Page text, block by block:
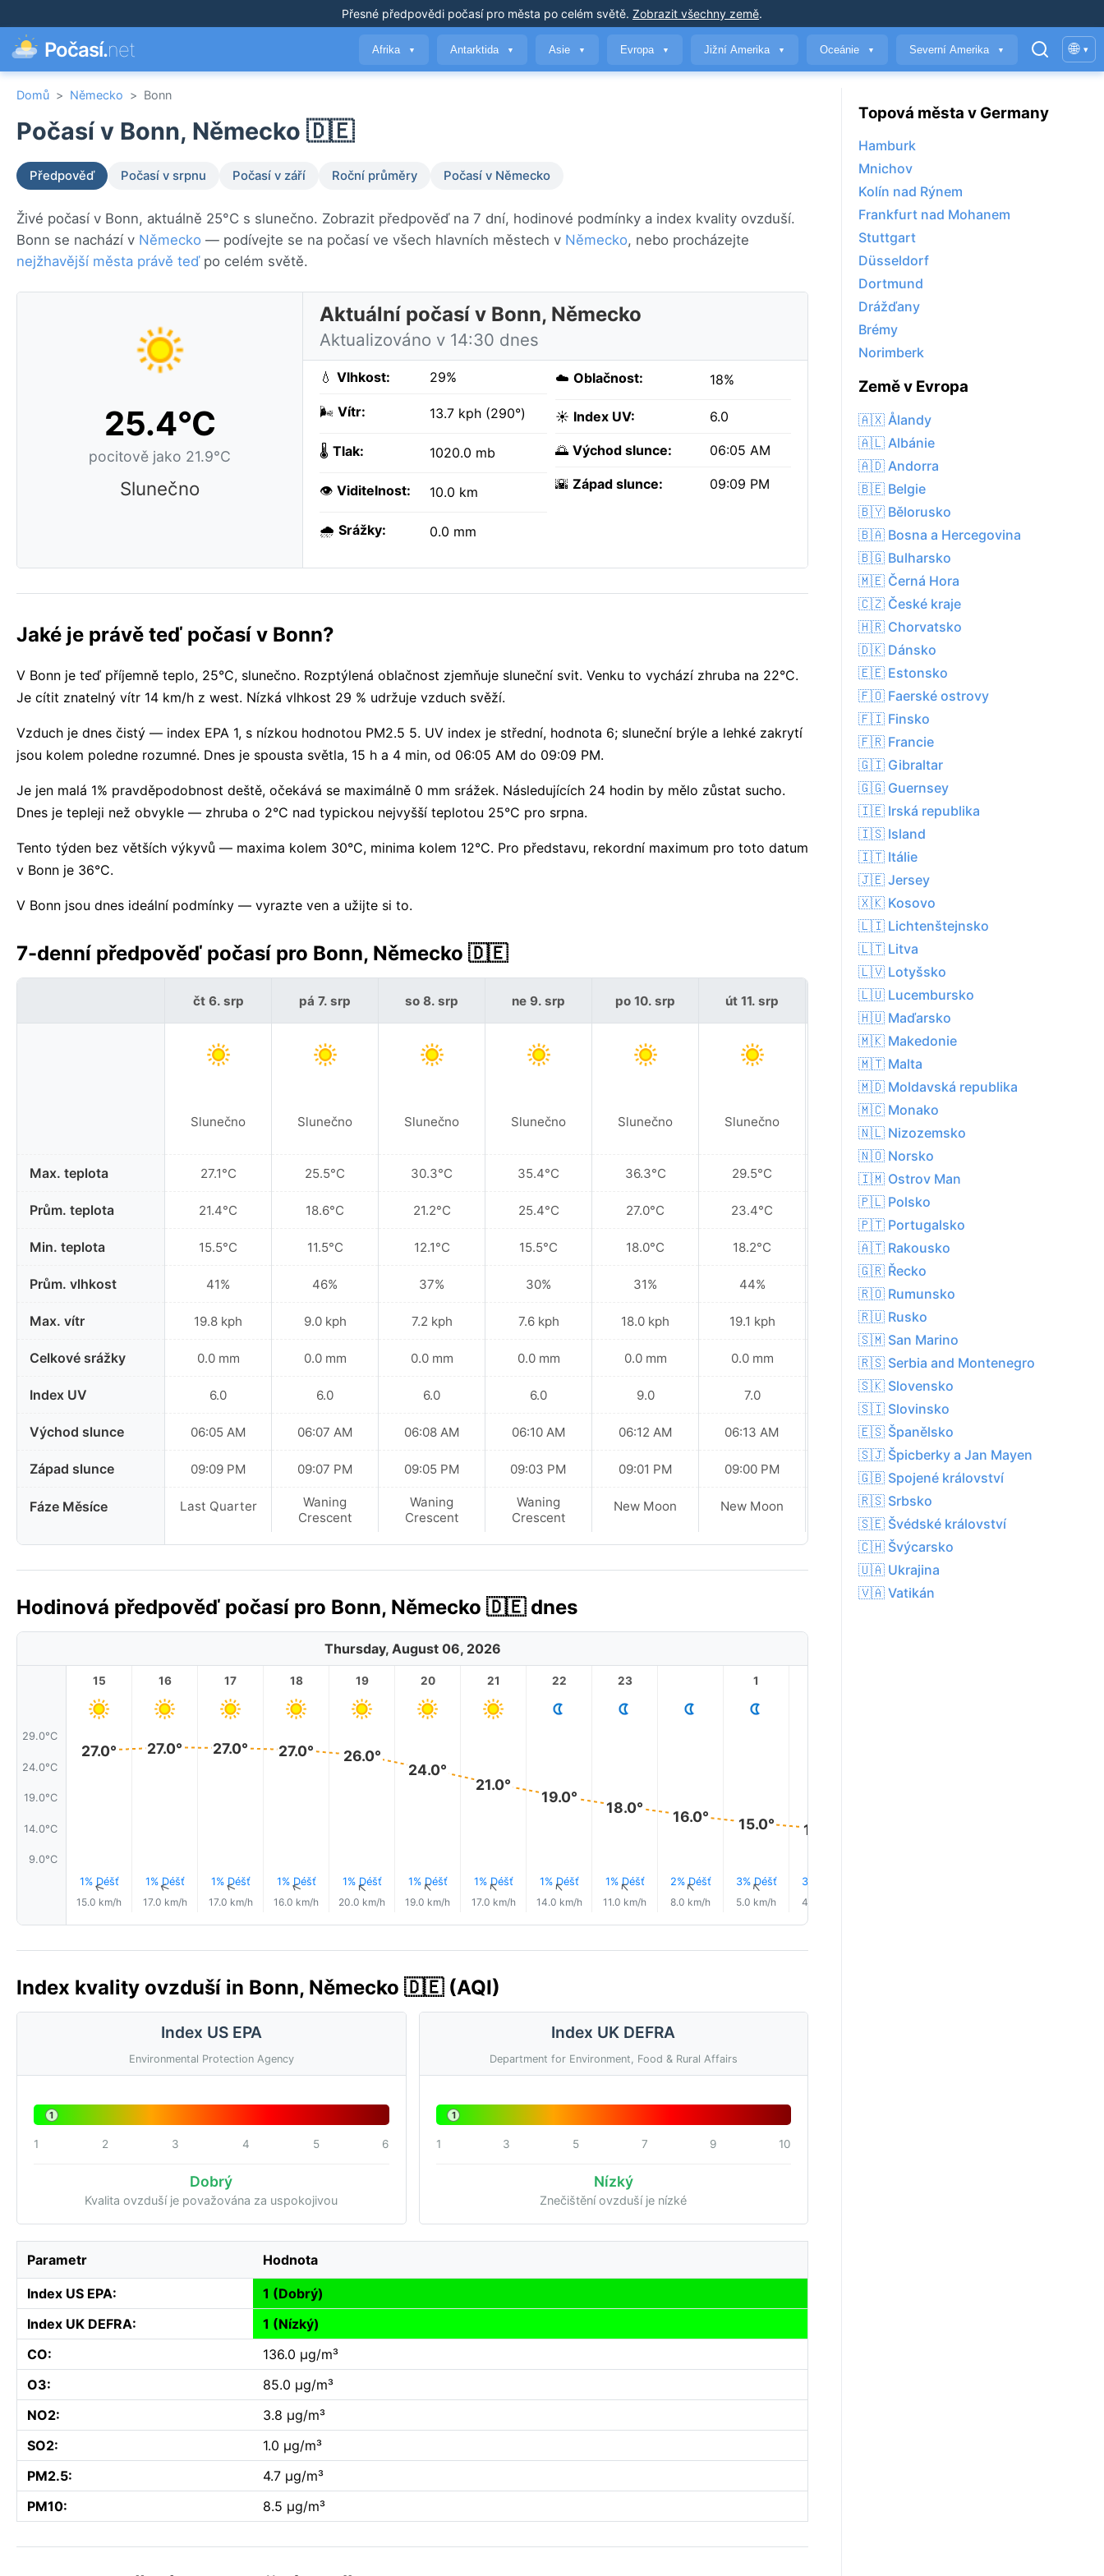
Přesné předpovědi počasípro města po celém světě. Zobrazit všechny země.
Počasí.net Afrika ▼ Antarktida ▼ Asie ▼ Evropa ▼ Jižní Amerika ▼ Oceánie ▼ Severní Amerika ▼ 🌐 ▾
Domů > Německo > Bonn
Počasí v Bonn, Německo 🇩🇪
Předpověď Počasí v srpnu Počasí v září Roční průměry Počasí v Německo
Živé počasí v Bonn, aktuálně 25°C s slunečno. Zobrazit předpověď na 7 dní, hodinové podmínky a index kvality ovzduší.
Bonn se nachází v Německo — podívejte se na počasí ve všech hlavních městech v Německo, nebo procházejte
nejžhavější města právě teďpo celém světě.
25.4°C
pocitově jako 21.9°C
Slunečno
Aktuální počasí v Bonn, Německo
Aktualizováno v 14:30 dnes
💧 Vlhkost: 29%
🌬️ Vítr: 13.7 kph (290°)
🌡️ Tlak: 1020.0 mb
👁️ Viditelnost: 10.0 km
🌧️ Srážky: 0.0 mm
☁️ Oblačnost: 18%
☀️ Index UV: 6.0
🌅 Východ slunce: 06:05 AM
🌇 Západ slunce: 09:09 PM
Jaké je právě teď počasí v Bonn?
V Bonn je teď příjemně teplo, 25°C, slunečno. Rozptýlená oblačnost zjemňuje sluneční svit. Venku to vychází zhruba na 22°C.
Je cítit znatelný vítr 14 km/h z west. Nízká vlhkost 29 % udržuje vzduch svěží.
Vzduch je dnes čistý — index EPA 1, s nízkou hodnotou PM2.5 5. UV index je střední, hodnota 6; sluneční brýle a lehké zakrytí
jsou kolem poledne rozumné. Dnes je spousta světla, 15 h a 4 min, od 06:05 AM do 09:09 PM.
Je jen malá 1% pravděpodobnost deště, očekává se maximálně 0 mm srážek. Následujících 24 hodin by mělo zůstat sucho.
Dnes je tepleji než obvykle — zhruba o 2°C nad typickou nejvyšší teplotou 25°C pro srpna.
Tento týden bez větších výkyvů — maxima kolem 30°C, minima kolem 12°C. Pro představu, rekordní maximum pro toto datum
v Bonn je 36°C.
V Bonn jsou dnes ideální podmínky — vyrazte ven a užijte si to.
7-denní předpověď počasí pro Bonn, Německo 🇩🇪
Max. teplota
Prům. teplota
Min. teplota
Prům. vlhkost
Max. vítr
Celkové srážky
Index UV
Východ slunce
Západ slunce
Fáze Měsíce
čt 6. srp
Slunečno
27.1°C
21.4°C
15.5°C
41%
19.8 kph
0.0 mm
6.0
06:05 AM
09:09 PM
Last Quarter
pá 7. srp
Slunečno
25.5°C
18.6°C
11.5°C
46%
9.0 kph
0.0 mm
6.0
06:07 AM
09:07 PM
Waning
Crescent
so 8. srp
Slunečno
30.3°C
21.2°C
12.1°C
37%
7.2 kph
0.0 mm
6.0
06:08 AM
09:05 PM
Waning
Crescent
ne 9. srp
Slunečno
35.4°C
25.4°C
15.5°C
30%
7.6 kph
0.0 mm
6.0
06:10 AM
09:03 PM
Waning
Crescent
po 10. srp
Slunečno
36.3°C
27.0°C
18.0°C
31%
18.0 kph
0.0 mm
9.0
06:12 AM
09:01 PM
New Moon
út 11. srp
Slunečno
29.5°C
23.4°C
18.2°C
44%
19.1 kph
0.0 mm
7.0
06:13 AM
09:00 PM
New Moon
st 12. srp
28.5°C
21.3°C
14.3°C
41%
13.7 kph
0.0 mm
7.0
06:15 AM
08:58 PM
New Moon
Hodinová předpověď počasí pro Bonn, Německo 🇩🇪 dnes
Thursday, August 06, 2026
29.0°C
24.0°C
19.0°C
14.0°C
9.0°C
15
27.0°
1% Déšť
↑
15.0 km/h
16
27.0°
1% Déšť
↑
17.0 km/h
17
27.0°
1% Déšť
↑
17.0 km/h
18
27.0°
1% Déšť
↑
16.0 km/h
19
26.0°
1% Déšť
↑
20.0 km/h
20
24.0°
1% Déšť
↑
19.0 km/h
21
21.0°
1% Déšť
↑
17.0 km/h
22
19.0°
1% Déšť
↑
14.0 km/h
23
18.0°
1% Déšť
↑
11.0 km/h
16.0°
2% Déšť
↑
8.0 km/h
1
15.0°
3% Déšť
↑
5.0 km/h
14.0°
3% Déšť
4.0 km/h
Index kvality ovzduší in Bonn, Německo 🇩🇪 (AQI)
Index US EPA
Environmental Protection Agency
1
1 2 3 4 5 6
Dobrý
Kvalita ovzduší je považována za uspokojivou
Index UK DEFRA
Department for Environment, Food & Rural Affairs
1
1 3 5 7 9 10
Nízký
Znečištění ovzduší je nízké
Parametr Hodnota
Index US EPA:
1 (Dobrý)
Index UK DEFRA:
1 (Nízký)
CO:
136.0 µg/m³
O3:
85.0 µg/m³
NO2:
3.8 µg/m³
SO2:
1.0 µg/m³
PM2.5:
4.7 µg/m³
PM10:
8.5 µg/m³
Topová města v Germany
Hamburk
Mnichov
Kolín nad Rýnem
Frankfurt nad Mohanem
Stuttgart
Düsseldorf
Dortmund
Drážďany
Brémy
Norimberk
Země v Evropa
🇦🇽 Ålandy
🇦🇱 Albánie
🇦🇩 Andorra
🇧🇪 Belgie
🇧🇾 Bělorusko
🇧🇦 Bosna a Hercegovina
🇧🇬 Bulharsko
🇲🇪 Černá Hora
🇨🇿 České kraje
🇭🇷 Chorvatsko
🇩🇰 Dánsko
🇪🇪 Estonsko
🇫🇴 Faerské ostrovy
🇫🇮 Finsko
🇫🇷 Francie
🇬🇮 Gibraltar
🇬🇬 Guernsey
🇮🇪 Irská republika
🇮🇸 Island
🇮🇹 Itálie
🇯🇪 Jersey
🇽🇰 Kosovo
🇱🇮 Lichtenštejnsko
🇱🇹 Litva
🇱🇻 Lotyšsko
🇱🇺 Lucembursko
🇭🇺 Maďarsko
🇲🇰 Makedonie
🇲🇹 Malta
🇲🇩 Moldavská republika
🇲🇨 Monako
🇳🇱 Nizozemsko
🇳🇴 Norsko
🇮🇲 Ostrov Man
🇵🇱 Polsko
🇵🇹 Portugalsko
🇦🇹 Rakousko
🇬🇷 Řecko
🇷🇴 Rumunsko
🇷🇺 Rusko
🇸🇲 San Marino
🇷🇸 Serbia and Montenegro
🇸🇰 Slovensko
🇸🇮 Slovinsko
🇪🇸 Španělsko
🇸🇯 Špicberky a Jan Mayen
🇬🇧 Spojené království
🇷🇸 Srbsko
🇸🇪 Švédské království
🇨🇭 Švýcarsko
🇺🇦 Ukrajina
🇻🇦 Vatikán